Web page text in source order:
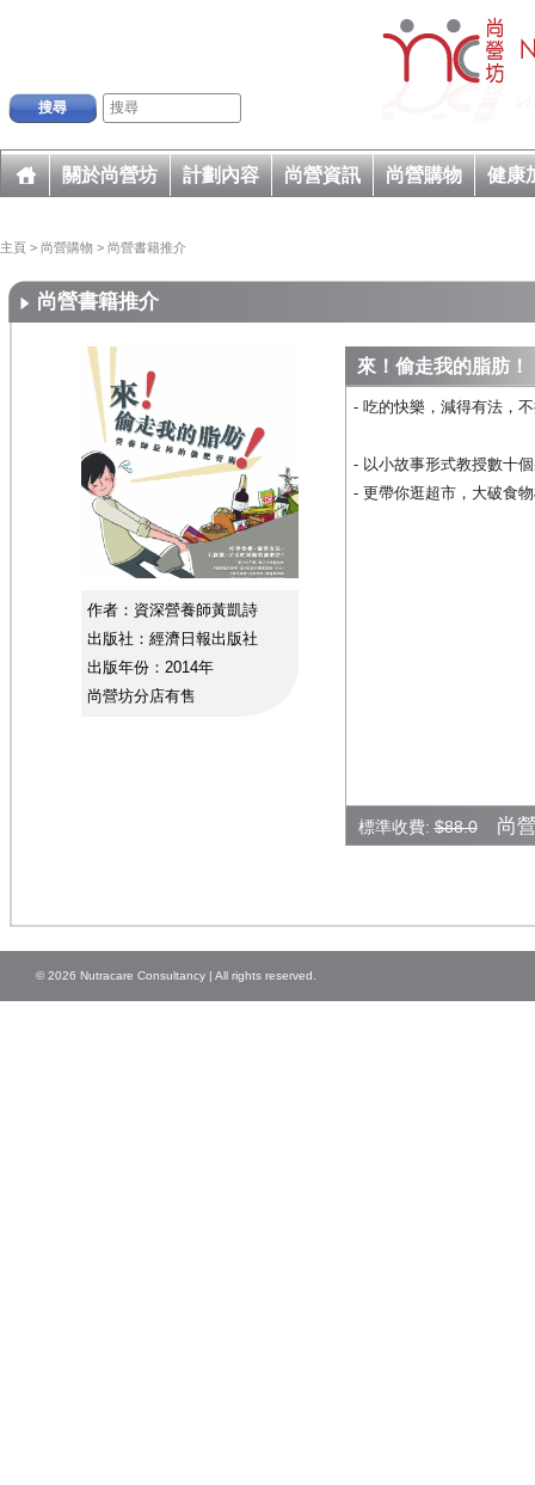
搜尋
關於尚營坊 計劃內容 尚營資訊 尚營購物 健康
主頁 > 尚營購物 > 尚營書籍推介
尚營書籍推介
作者：資深營養師黃凱詩
出版社：經濟日報出版社
出版年份：2014年
尚營坊分店有售
來！偷走我的脂肪！
- 吃的快樂，減得有法，
- 以小故事形式教授數十
- 更帶你逛超市，大破食
標準收費:$88.0 尚
© 2026 Nutracare Consultancy | All rights reserved.